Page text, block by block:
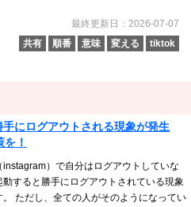
最終更新日：2026-07-07
共有
順番 意味 変える tiktok
にログアウトされる現象が発生
！
instagram）で自分はログアウトしていな
すると勝手にログアウトされている現象
ただし、全ての人がそのようになってい